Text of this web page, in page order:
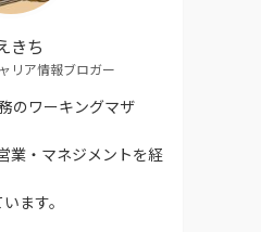
きち
リア情報ブロガー
のワーキングマザ
業・マネジメントを経
ます。